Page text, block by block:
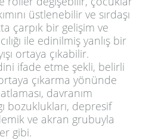
üstlenebilir ve sırdaşı
çarpık bir gelişim ve
ile edinilmiş yanlış bir
ortaya çıkabilir.
ifade etme şekli, belirli
çıkarma yönünde
davranım
bozuklukları, depresif
ve akran grubuyla
gibi.